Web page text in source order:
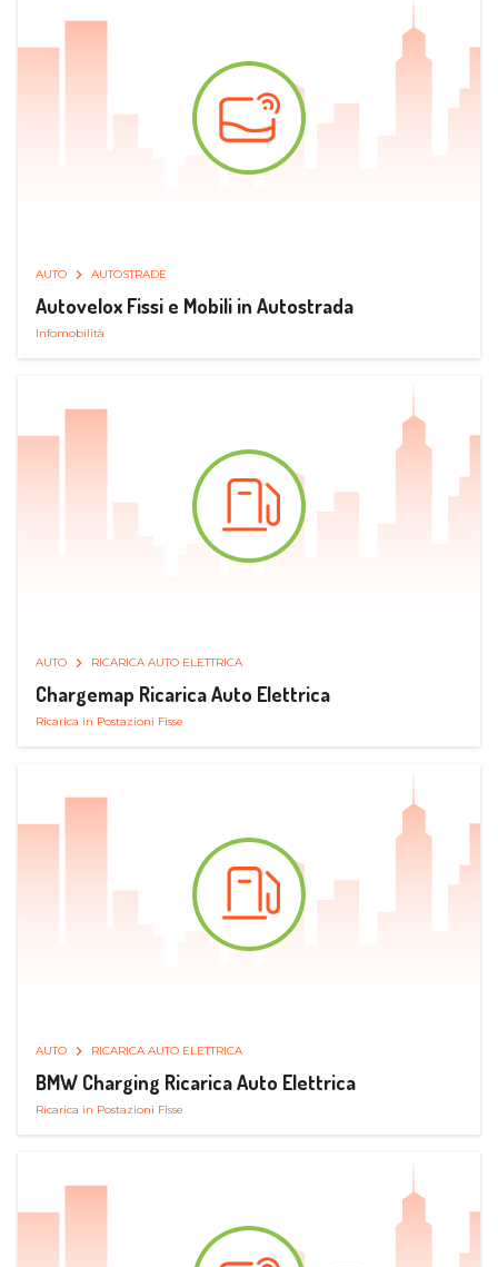
AUTO AUTOSTRADE
Autovelox Fissi e Mobili in Autostrada
Infomobilità
AUTO RICARICA AUTO ELETTRICA
Chargemap Ricarica Auto Elettrica
Ricarica in Postazioni Fisse
AUTO RICARICA AUTO ELETTRICA
BMW Charging Ricarica Auto Elettrica
Ricarica in Postazioni Fisse